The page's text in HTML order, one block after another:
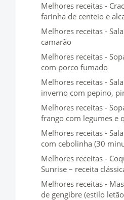
Melhores receitas -
farinha de centeio e
Melhores receitas -
camarão
Melhores receitas -
com porco fumado
Melhores receitas -
inverno com pepino,
Melhores receitas -
frango com legumes e
Melhores receitas -
com cebolinha (30
Melhores receitas -
Sunrise – receita
Melhores receitas -
de gengibre (estilo